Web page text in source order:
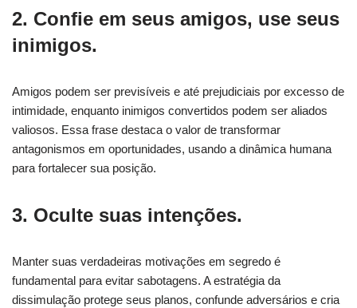
2. Confie em seus amigos, use seus
inimigos.
Amigos podem ser previsíveis e até prejudiciais por excesso de
intimidade, enquanto inimigos convertidos podem ser aliados
valiosos. Essa frase destaca o valor de transformar
antagonismos em oportunidades, usando a dinâmica humana
para fortalecer sua posição.
3. Oculte suas intenções.
Manter suas verdadeiras motivações em segredo é
fundamental para evitar sabotagens. A estratégia da
dissimulação protege seus planos, confunde adversários e cria